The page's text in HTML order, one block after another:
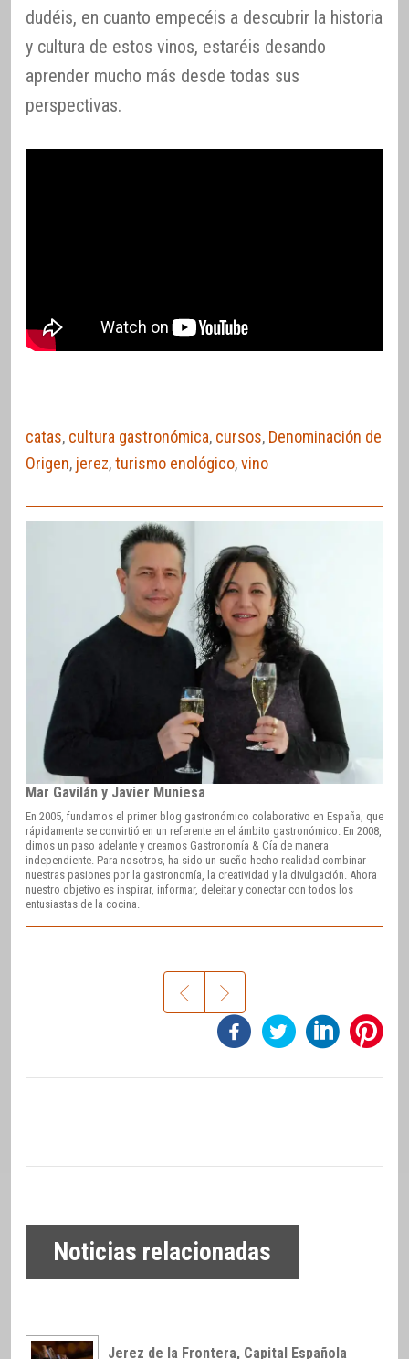
dudéis, en cuanto empecéis a descubrir la historia
y cultura de estos vinos, estaréis desando
aprender mucho más desde todas sus
perspectivas.
catas, cultura gastronómica, cursos, Denominación de
Origen, jerez,turismo enológico,vino
Mar Gavilán y Javier Muniesa
En 2005, fundamos el primer blog gastronómico colaborativo en España, que
rápidamente se convirtió en un referente en el ámbito gastronómico. En 2008,
dimos un paso adelante y creamos Gastronomía & Cía de manera
independiente. Para nosotros, ha sido un sueño hecho realidad combinar
nuestras pasiones por la gastronomía, la creatividad y la divulgación. Ahora
nuestro objetivo es inspirar, informar, deleitar y conectar con todos los
entusiastas de la cocina.
Noticias relacionadas
Jerez de la Frontera, Capital Española